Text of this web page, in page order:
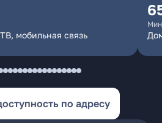
мобильная связь
по адресу